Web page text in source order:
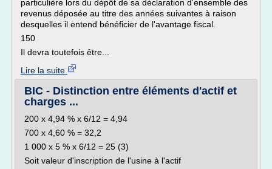
particulière lors du dépôt de sa déclaration d'ensemble des
revenus déposée au titre des années suivantes à raison
desquelles il entend bénéficier de l'avantage fiscal.
150
Il devra toutefois être...
Lire la suite
BIC - Distinction entre éléments d'actif et
charges ...
200 x 4,94 % x 6/12 = 4,94
700 x 4,60 % = 32,2
1 000 x 5 % x 6/12 = 25 (3)
Soit valeur d'inscription de l'usine à l'actif